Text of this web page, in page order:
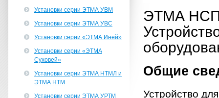
ЭТМА
Общие
Устройство
Установки серии ЭТМА УВМ
Установки серии ЭТМА УВС
Установки серии «ЭТМА Иней»
Установки серии «ЭТМА
Суховей»
Установки серии ЭТМА НТМЛ и
ЭТМА НТМ
Установки серии ЭТМА УРТМ